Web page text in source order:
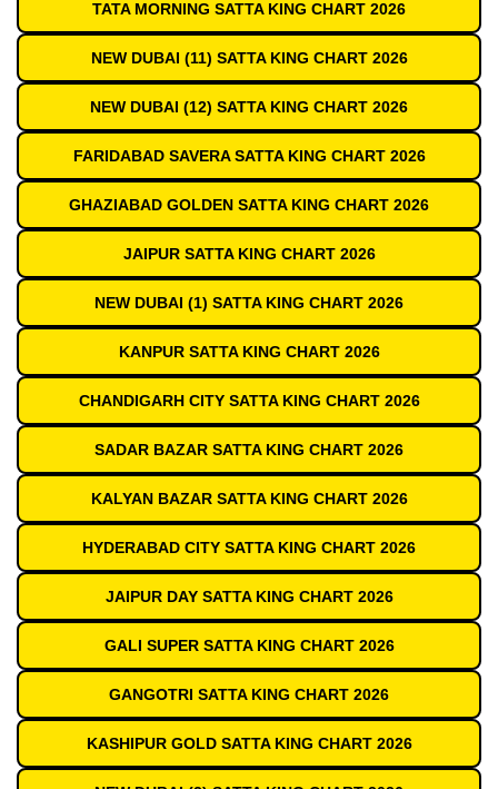
TATA MORNING SATTA KING CHART 2026
NEW DUBAI (11) SATTA KING CHART 2026
NEW DUBAI (12) SATTA KING CHART 2026
FARIDABAD SAVERA SATTA KING CHART 2026
GHAZIABAD GOLDEN SATTA KING CHART 2026
JAIPUR SATTA KING CHART 2026
NEW DUBAI (1) SATTA KING CHART 2026
KANPUR SATTA KING CHART 2026
CHANDIGARH CITY SATTA KING CHART 2026
SADAR BAZAR SATTA KING CHART 2026
KALYAN BAZAR SATTA KING CHART 2026
HYDERABAD CITY SATTA KING CHART 2026
JAIPUR DAY SATTA KING CHART 2026
GALI SUPER SATTA KING CHART 2026
GANGOTRI SATTA KING CHART 2026
KASHIPUR GOLD SATTA KING CHART 2026